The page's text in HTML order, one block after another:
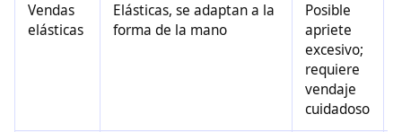
Vendas
elásticas
Elásticas, se adaptan a la
forma de la mano
Posible
apriete
excesivo;
requiere
vendaje
cuidadoso